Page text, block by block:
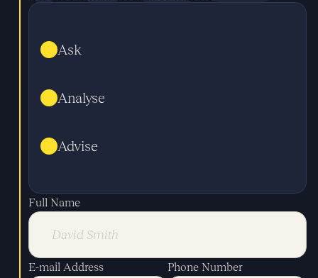
Ask
Analyse
Advise
Full Name
E-mail Address Phone Number